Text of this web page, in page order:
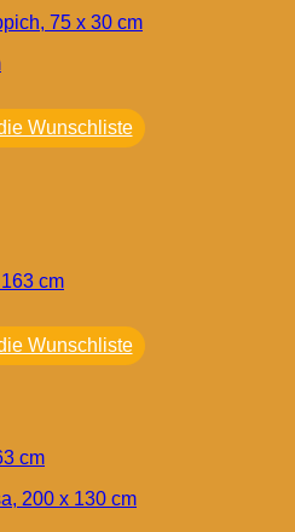
75 x 30 cm
Wunschliste
Wunschliste
cm